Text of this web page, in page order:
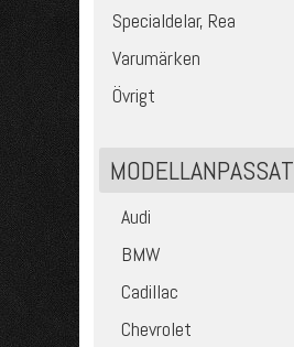
Specialdelar, Rea
Varumärken
Övrigt
MODELLANPASSAT
Audi
BMW
Cadillac
Chevrolet